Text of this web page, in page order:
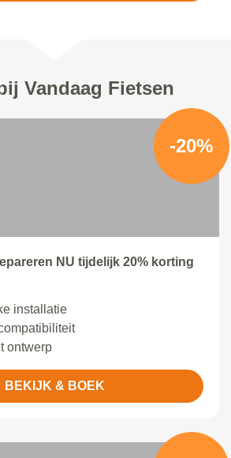
Vandaag Fietsen
-20%
NU tijdelijk 20% korting
installatie
ontwerp
BEKIJK & BOEK